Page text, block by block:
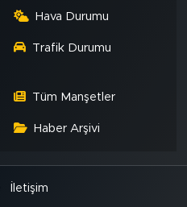
Hava Durumu
Trafik Durumu
Tüm Manşetler
Haber Arşivi
İletişim